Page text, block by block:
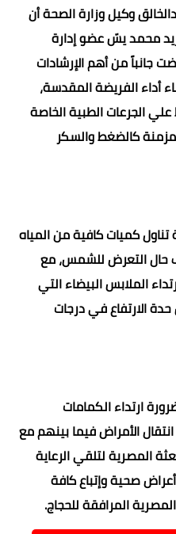
وكيل وزارة الصحة أن
محمد يسّ عضو إدارة
جانباً من أهم الإرشادات
أداء الفريضة المقدسة،
الجرعات الطبية الخاصة
كالضغط والسكر
كميات كافية من المياه
حال التعرض للشمس، مع
الملابس البيضاء التي
الارتفاع في درجات
ارتداء الكمامات
الأمراض فيما بينهم مع
المصرية لتلقي الرعاية
صحية وإتباع كافة
المرافقة للحجاج.